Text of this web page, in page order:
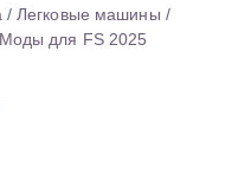
/Легковые машины /
Моды для FS 2025